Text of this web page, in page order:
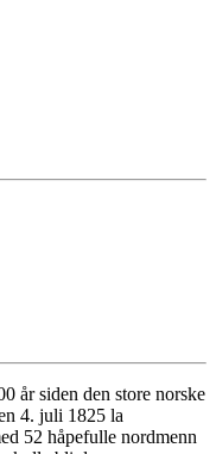
år siden den store norske
4. juli 1825 la
52 håpefulle nordmenn